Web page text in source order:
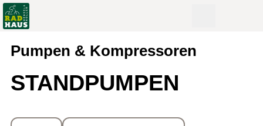
Pumpen & Kompressoren
STANDPUMPEN